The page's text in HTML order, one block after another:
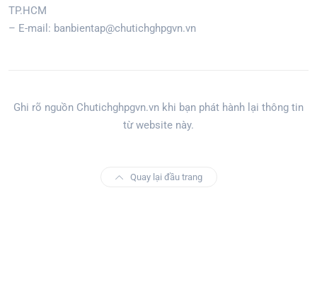
TP.HCM
– E-mail: banbientap@chutichghpgvn.vn
Ghi rõ nguồn Chutichghpgvn.vn khi bạn phát hành lại thông tin
từ website này.
Quay lại đầu trang